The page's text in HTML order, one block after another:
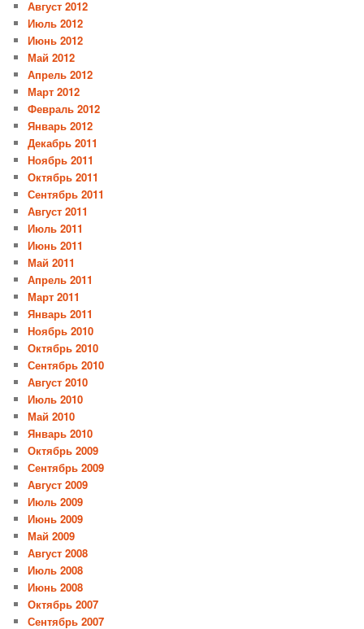
Август 2012
Июль 2012
Июнь 2012
Май 2012
Апрель 2012
Март 2012
Февраль 2012
Январь 2012
Декабрь 2011
Ноябрь 2011
Октябрь 2011
Сентябрь 2011
Август 2011
Июль 2011
Июнь 2011
Май 2011
Апрель 2011
Март 2011
Январь 2011
Ноябрь 2010
Октябрь 2010
Сентябрь 2010
Август 2010
Июль 2010
Май 2010
Январь 2010
Октябрь 2009
Сентябрь 2009
Август 2009
Июль 2009
Июнь 2009
Май 2009
Август 2008
Июль 2008
Июнь 2008
Октябрь 2007
Сентябрь 2007